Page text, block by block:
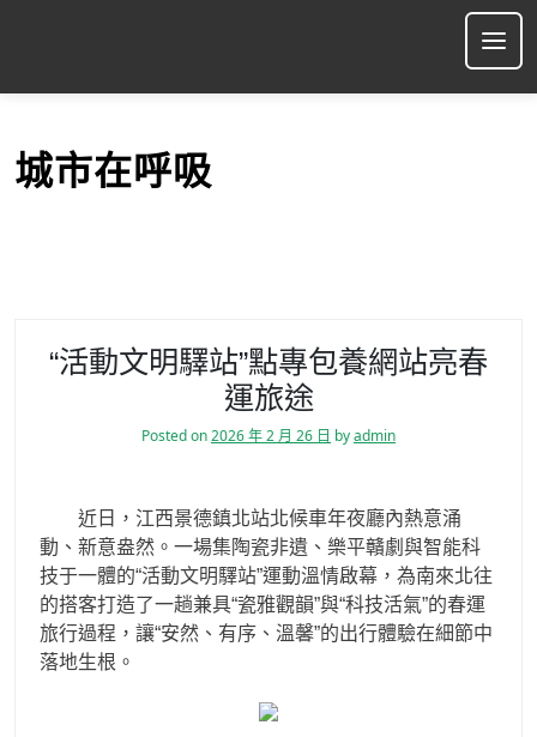
p
城市在呼吸
“活動文明驛站”點專包養網站亮春
運旅途
Posted on2026 年 2 月 26 日 byadmin
近日，江西景德鎮北站北候車年夜廳內熱意涌
動、新意盎然。一場集陶瓷非遺、樂平贛劇與智能科
技于一體的“活動文明驛站”運動溫情啟幕，為南來北往
的搭客打造了一趟兼具“瓷雅觀韻”與“科技活氣”的春運
旅行過程，讓“安然、有序、溫馨”的出行體驗在細節中
落地生根。